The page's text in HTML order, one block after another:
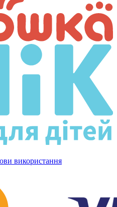
використання